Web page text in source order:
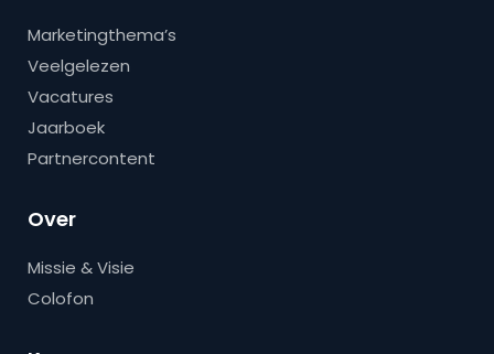
Marketingthema’s
Veelgelezen
Vacatures
Jaarboek
Partnercontent
Over
Missie & Visie
Colofon